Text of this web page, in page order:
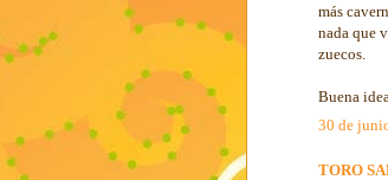
más
nada que
zuecos.
Buena
30 de
TORO